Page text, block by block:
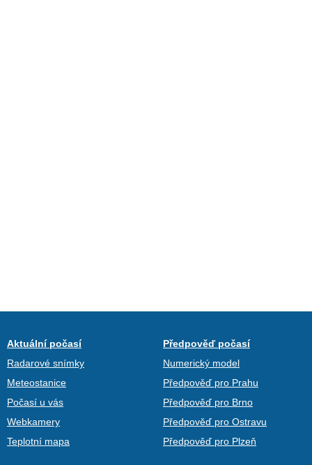
Aktuální počasí
Radarové snímky
Meteostanice
Počasí u vás
Webkamery
Teplotní mapa
Předpověď počasí
Numerický model
Předpověď pro Prahu
Předpověď pro Brno
Předpověď pro Ostravu
Předpověď pro Plzeň